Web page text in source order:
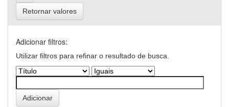
Retornar valores
Adicionar filtros:
Utilizar filtros para refinar o resultado de busca.